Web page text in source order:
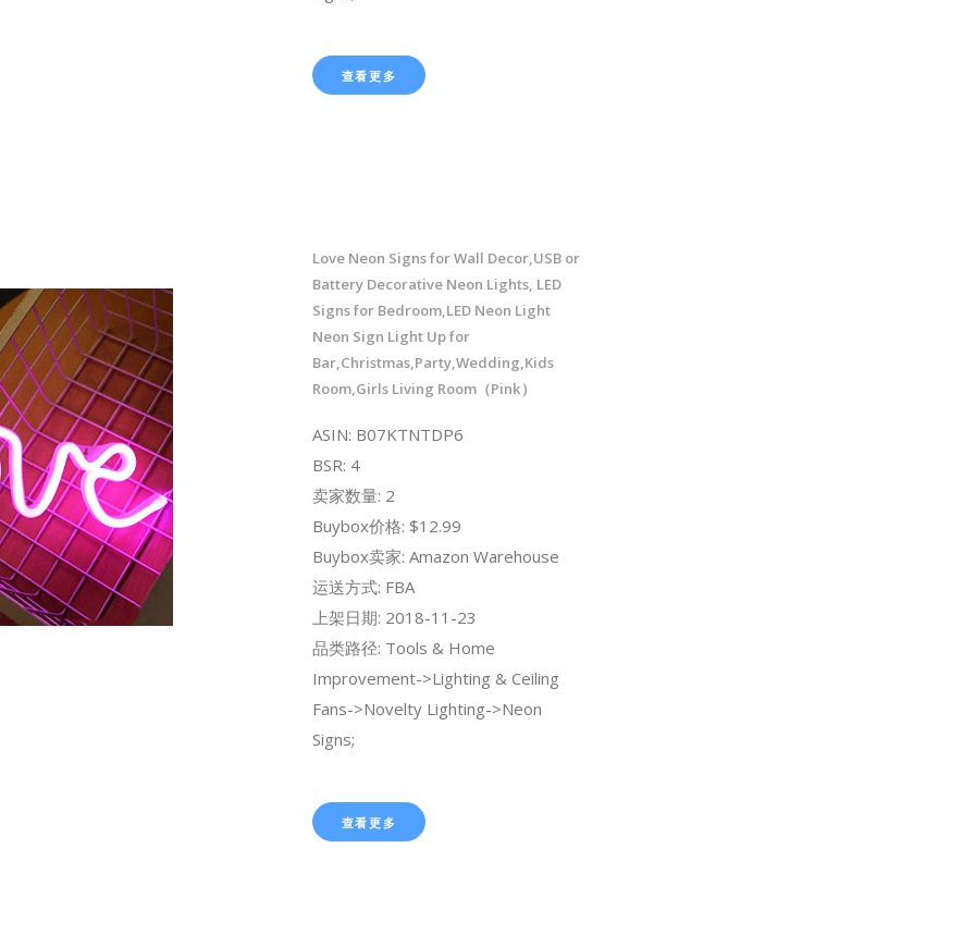
查看更多
Love Neon Signs for Wall Decor,USB or
Battery Decorative Neon Lights, LED
Signs for Bedroom,LED Neon Light
Neon Sign Light Up for
Bar,Christmas,Party,Wedding,Kids
Room,Girls Living Room（Pink）
ASIN: B07KTNTDP6
BSR: 4
卖家数量: 2
Buybox价格: $12.99
Buybox卖家: Amazon Warehouse
运送方式: FBA
上架日期: 2018-11-23
品类路径: Tools & Home
Improvement->Lighting & Ceiling
Fans->Novelty Lighting->Neon
Signs;
查看更多